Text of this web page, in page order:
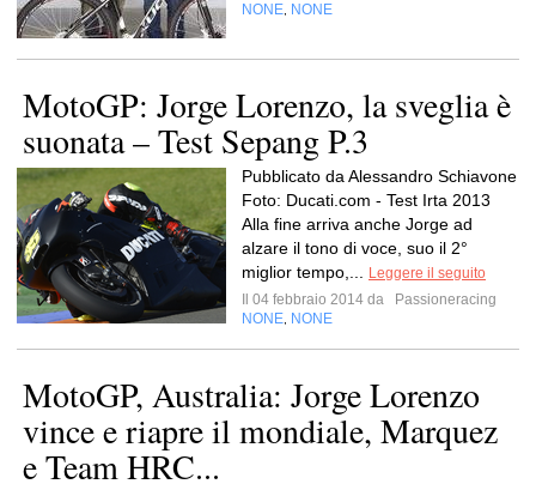
NONE NONE
MotoGP: Jorge Lorenzo, la sveglia è
suonata – Test Sepang P.3
Pubblicato da Alessandro Schiavone
Foto: Ducati.com - Test Irta 2013
Alla fine arriva anche Jorge ad
alzare il tono di voce, suo il 2°
miglior tempo,...
Leggere il seguito
Il 04 febbraio 2014 da
Passioneracing
NONE NONE
MotoGP, Australia: Jorge Lorenzo
vince e riapre il mondiale, Marquez
e Team HRC...